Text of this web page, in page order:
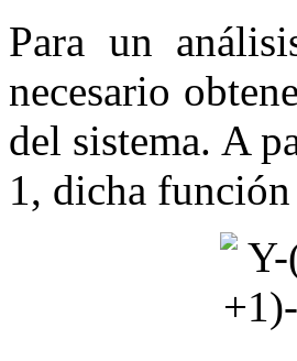
Para un
necesario
del sistema. A
1, dicha función